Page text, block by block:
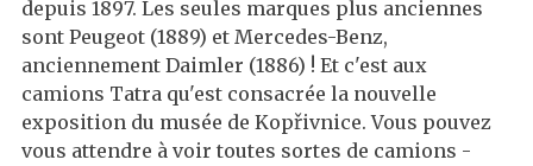
depuis 1897. Les seules marques plus anciennes
sont Peugeot (1889) et Mercedes-Benz,
anciennement Daimler (1886) ! Et c'est aux
camions Tatra qu'est consacrée la nouvelle
exposition du musée de Kopřivnice. Vous pouvez
vous attendre à voir toutes sortes de camions -